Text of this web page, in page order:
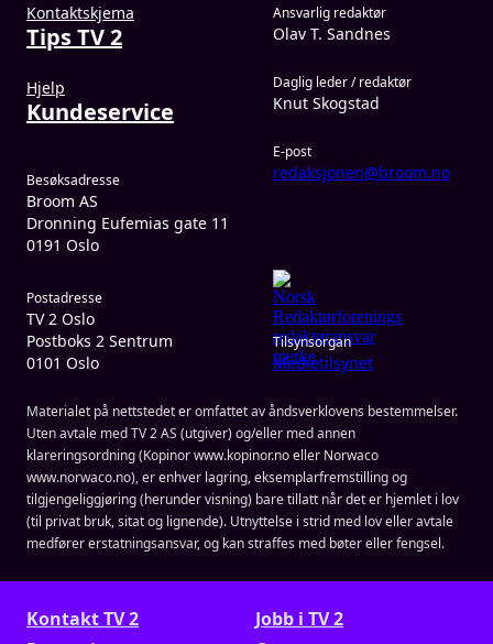
Kontaktskjema
Tips TV 2
Hjelp
Kundeservice
Ansvarlig redaktør
Olav T. Sandnes
Daglig leder / redaktør
Knut Skogstad
E-post
redaksjonen@broom.no
Besøksadresse
Broom AS
Dronning Eufemias gate 11
0191 Oslo
Tilsynsorgan
Medietilsynet
Postadresse
TV 2 Oslo
Postboks 2 Sentrum
0101 Oslo
Materialet på nettstedet er omfattet av åndsverklovens bestemmelser.
Uten avtale med TV 2 AS (utgiver) og/eller med annen
klareringsordning (Kopinor www.kopinor.no eller Norwaco
www.norwaco.no), er enhver lagring, eksemplarfremstilling og
tilgjengeliggjøring (herunder visning) bare tillatt når det er hjemlet i lov
(til privat bruk, sitat og lignende). Utnyttelse i strid med lov eller avtale
medfører erstatningsansvar, og kan straffes med bøter eller fengsel.
Kontakt TV 2
Jobb i TV 2